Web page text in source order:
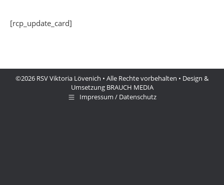
[rcp_update_card]
©2026 RSV Viktoria Lövenich • Alle Rechte vorbehalten • Design &
Umsetzung BRAUCH MEDIA
Impressum / Datenschutz